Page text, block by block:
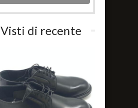
Visti di recente